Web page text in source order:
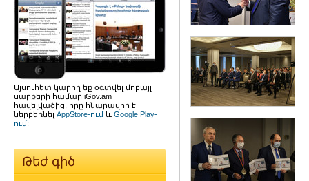
Այսուհետ կարող եք օգտվել մոբայլ
սարքերի համար iGov.am
հավելվածից, որը հնարավոր է
ներբեռնել AppStore-ում և Google Play-
ում:
Թեժ գիծ